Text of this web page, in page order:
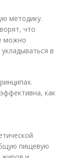
методику.
что
можно
в
как
пищевую